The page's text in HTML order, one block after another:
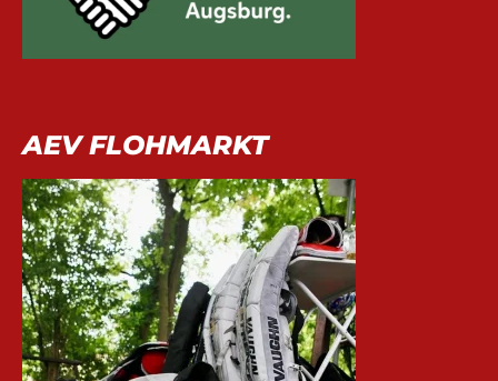
AEV FLOHMARKT